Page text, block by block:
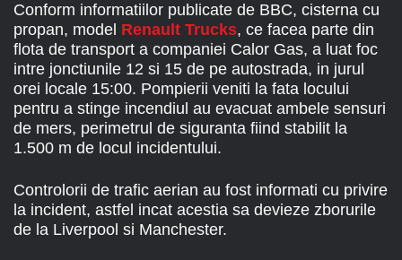
Conform informatiilor publicate de BBC, cisterna cu
propan, model Renault Trucks, ce facea parte din
flota de transport a companiei Calor Gas, a luat foc
intre jonctiunile 12 si 15 de pe autostrada, in jurul
orei locale 15:00. Pompierii veniti la fata locului
pentru a stinge incendiul au evacuat ambele sensuri
de mers, perimetrul de siguranta fiind stabilit la
1.500 m de locul incidentului.
Controlorii de trafic aerian au fost informati cu privire
la incident, astfel incat acestia sa devieze zborurile
de la Liverpool si Manchester.